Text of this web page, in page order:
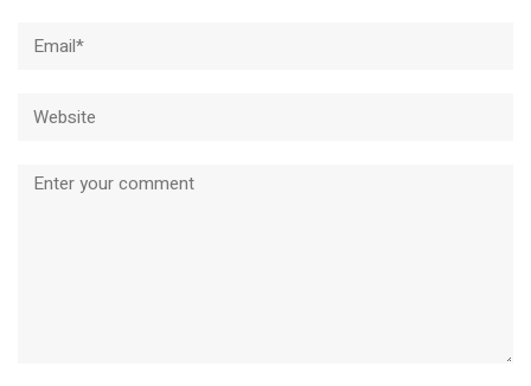
Comment